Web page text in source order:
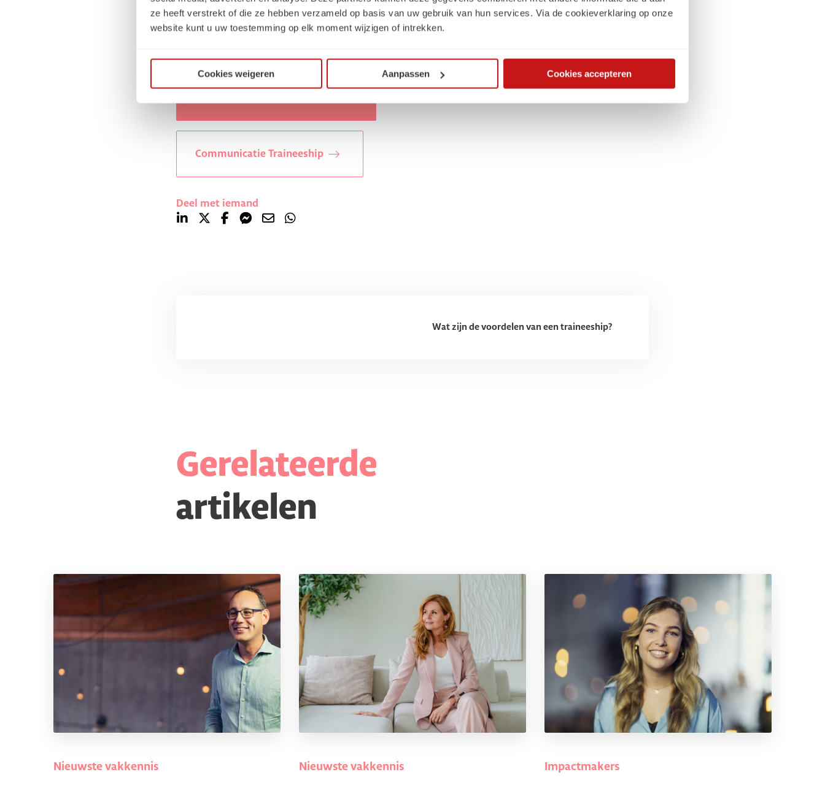
ze heeft verstrekt of die ze hebben verzameld op basis van uw gebruik van hun services. Via de cookieverklaring op onze
website kunt u uw toestemming op elk moment wijzigen of intrekken.
Cookies weigeren Aanpassen Cookies accepteren
intercompany traineeship. Een ideale kans om bij meerdere organisaties een kijkje in de keuken te
nemen. SchaalX biedt een intercompany traineeship voor digital marketing en voor communicatie.
Communicatie Traineeship
Deel met iemand
Wat zijn de voordelen van een traineeship?
Gerelateerde
artikelen
Nieuwste vakkennis Nieuwste vakkennis Impactmakers